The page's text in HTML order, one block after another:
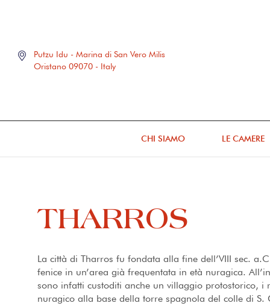
Putzu Idu - Marina di San Vero Milis
Oristano 09070 - Italy
CHI SIAMO LE CAMERE
THARROS
La città di Tharros fu fondata alla fine dell’VIII sec.
fenice in un’area già frequentata in età nuragica.
sono infatti custoditi anche un villaggio protostorico, i
nuragico alla base della torre spagnola del colle di